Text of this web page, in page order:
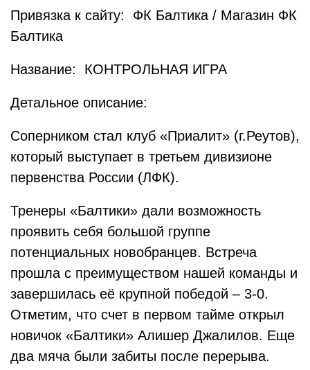
Привязка к сайту: ФК Балтика / Магазин ФК
Балтика
Название: КОНТРОЛЬНАЯ ИГРА
Детальное описание:
Соперником стал клуб «Приалит» (г.Реутов),
который выступает в третьем дивизионе
первенства России (ЛФК).
Тренеры «Балтики» дали возможность
проявить себя большой группе
потенциальных новобранцев. Встреча
прошла с преимуществом нашей команды и
завершилась её крупной победой – 3-0.
Отметим, что счет в первом тайме открыл
новичок «Балтики» Алишер Джалилов. Еще
два мяча были забиты после перерыва.